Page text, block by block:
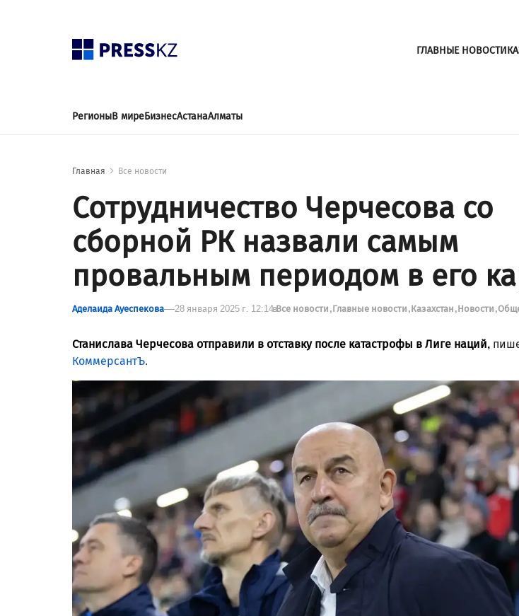
ГЛАВНЫЕ НОВОСТИ
РегионыВ миреБизнесАстанаАлматы
Главная Все новости
Сотрудничество Черчесова со
сборной РК назвали самым
провальным периодом в его
Аделаида Ауеспекова 28 января 2025 г. 12:14вВсе новости Главные новости Казахстан Новости
Станислава Черчесова отправили в отставку после катастрофы в Лиге наций,
КоммерсантЪ.